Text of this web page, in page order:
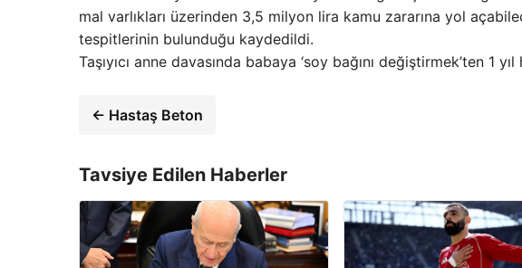
mal varlıkları üzerinden 3,5 milyon lira kamu zararına yol
tespitlerinin bulunduğu kaydedildi.
Taşıyıcı anne davasında babaya ‘soy bağını değiştirmek’ten 1
← Hastaş Beton
Tavsiye Edilen Haberler